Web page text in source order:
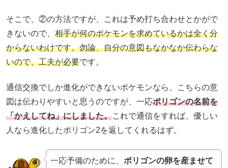
そこで、②の方法ですが、これは予め打ち合わせとかがで
きないので、 相手が何のポケモンを求めているかは全く分
からないわけです。勿論、自分の意図もなかなか伝わらな
いので、工夫が必要です。
通信交換でしか進化ができないポケモンなら、こちらの意
図は伝わりやすいと思うのですが、一応ポリゴンの名前を
「かえしてね」にしました。これで通信をすれば、優しい
人なら進化したポリゴン2を返してくれるはず。
一応予備のために、 ポリゴンの卵を産ませて